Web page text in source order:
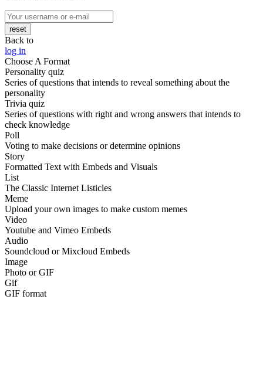
reset
Back to
log in
Choose A Format
Personality quiz
Series of questions that intends to reveal something about the
personality
Trivia quiz
Series of questions with right and wrong answers that intends to
check knowledge
Poll
Voting to make decisions or determine opinions
Story
Formatted Text with Embeds and Visuals
List
The Classic Internet Listicles
Meme
Upload your own images to make custom memes
Video
Youtube and Vimeo Embeds
Audio
Soundcloud or Mixcloud Embeds
Image
Photo or GIF
Gif
GIF format